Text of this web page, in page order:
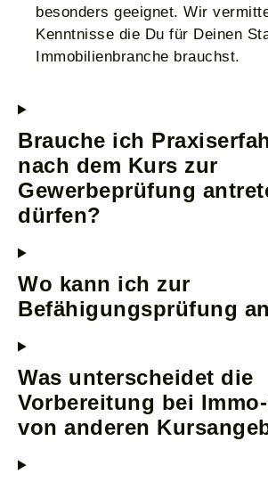
besonders geeignet. Wir
Kenntnisse die Du für Deinen
Immobilienbranche brauchst.
Brauche ich
nach dem Kurs zur
Gewerbeprüfung
dürfen?
Wo kann ich zur
Befähigungsprüfung
Was unterscheidet die
Vorbereitung bei
von anderen